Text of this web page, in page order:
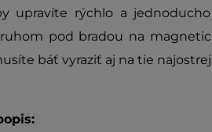
upravíte rýchlo a
pod bradou na
báť vyraziť aj na tie